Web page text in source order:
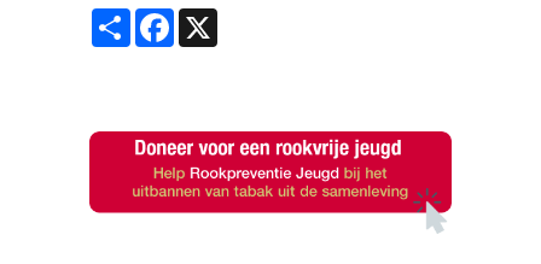
Share Facebook